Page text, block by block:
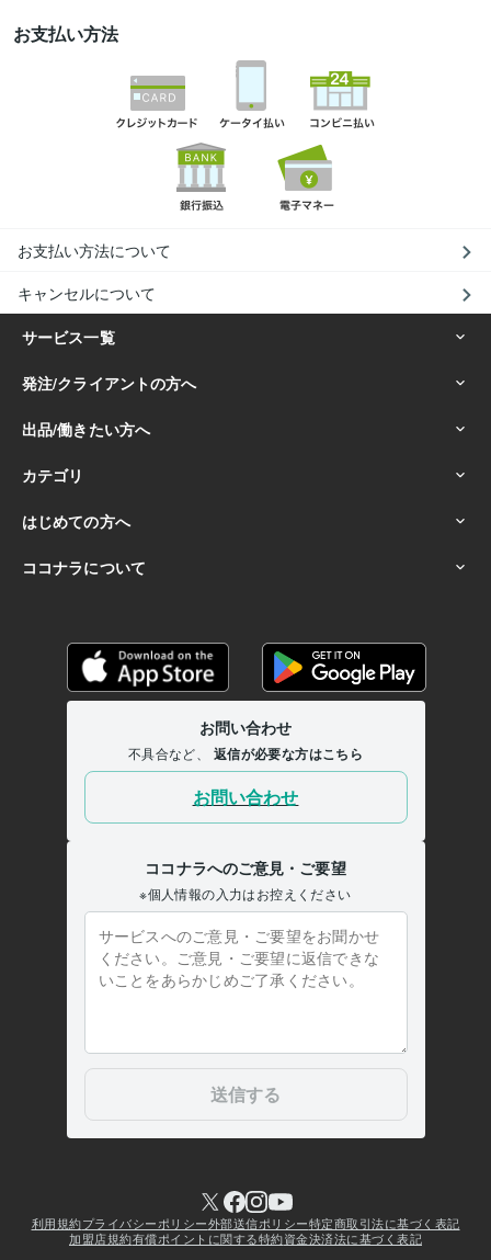
お支払い方法
お支払い方法について
キャンセルについて